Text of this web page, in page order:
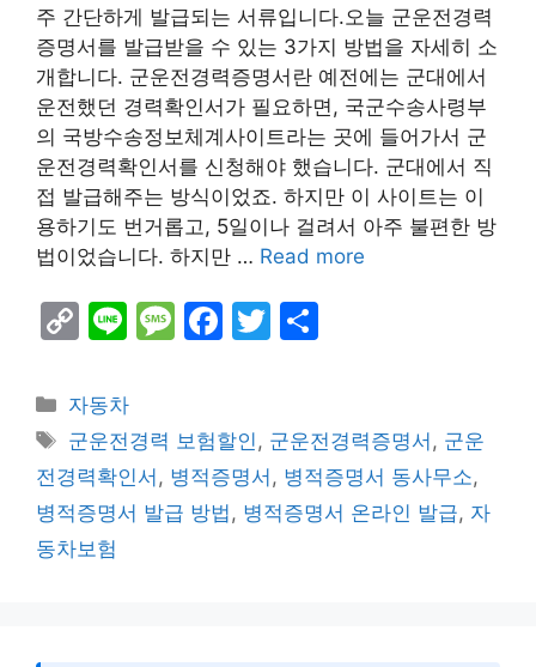
주 간단하게 발급되는 서류입니다.오늘 군운전경력
증명서를 발급받을 수 있는 3가지 방법을 자세히 소
개합니다. 군운전경력증명서란 예전에는 군대에서
운전했던 경력확인서가 필요하면, 국군수송사령부
의 국방수송정보체계사이트라는 곳에 들어가서 군
운전경력확인서를 신청해야 했습니다. 군대에서 직
접 발급해주는 방식이었죠. 하지만 이 사이트는 이
용하기도 번거롭고, 5일이나 걸려서 아주 불편한 방
법이었습니다. 하지만 … Read more
C
p
y
Li
n
k
Li
e
M
s
a
g
F
e
b
o
T
er e
Categories
자동차
Tags
군운전경력 보험할인, 군운전경력증명서 , 군운
전경력확인서 , 병적증명서 , 병적증명서 동사무소,
병적증명서 발급 방법, 병적증명서 온라인 발급, 자
동차보험